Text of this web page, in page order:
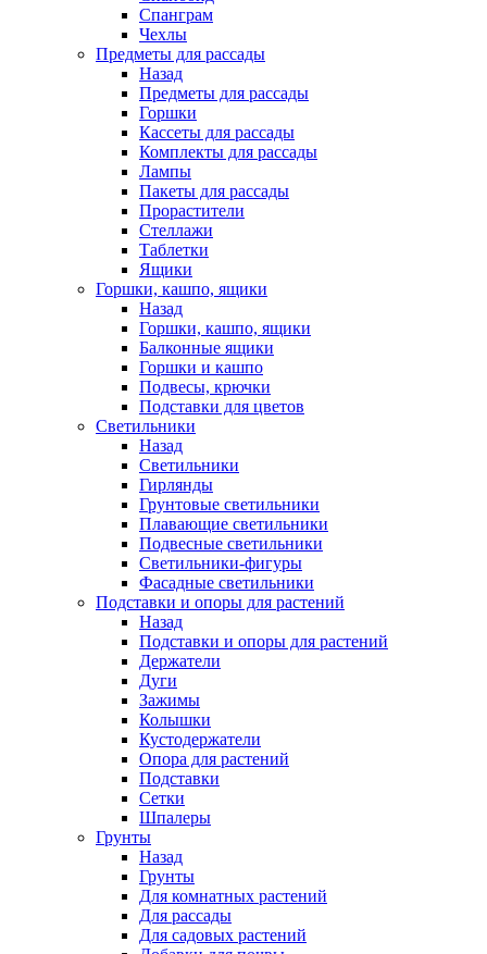
Спанграм
Чехлы
Предметы для рассады
Назад
Предметы для рассады
Горшки
Кассеты для рассады
Комплекты для рассады
Лампы
Пакеты для рассады
Прорастители
Стеллажи
Таблетки
Ящики
Горшки, кашпо, ящики
Назад
Горшки, кашпо, ящики
Балконные ящики
Горшки и кашпо
Подвесы, крючки
Подставки для цветов
Светильники
Назад
Светильники
Гирлянды
Грунтовые светильники
Плавающие светильники
Подвесные светильники
Светильники-фигуры
Фасадные светильники
Подставки и опоры для растений
Назад
Подставки и опоры для растений
Держатели
Дуги
Зажимы
Колышки
Кустодержатели
Опора для растений
Подставки
Сетки
Шпалеры
Грунты
Назад
Грунты
Для комнатных растений
Для рассады
Для садовых растений